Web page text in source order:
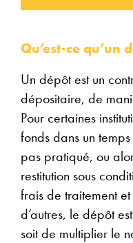
Qu’est-ce qu’un
Un dépôt est un
dépositaire, de
Pour certaines
fonds dans un
pas pratiqué, ou
restitution sous
frais de traitement
d’autres, le dépôt
soit de multiplier le